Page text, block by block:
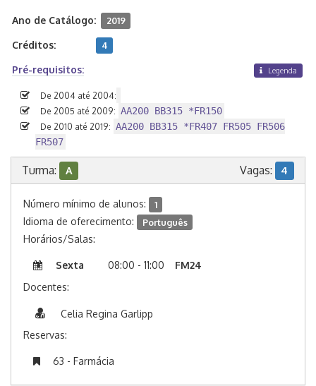
Ano de Catálogo: 2019
Créditos: 4
Pré-requisitos: Legenda
De 2004 até 2004:
De 2005 até 2009: AA200 BB315 *FR150
De 2010 até 2019: AA200 BB315 *FR407 FR505 FR506
FR507
Turma: A Vagas: 4
Número mínimo de alunos: 1
Idioma de oferecimento: Português
Horários/Salas:
Sexta 08:00 - 11:00
FM24
Docentes:
Celia Regina Garlipp
Reservas:
63 - Farmácia